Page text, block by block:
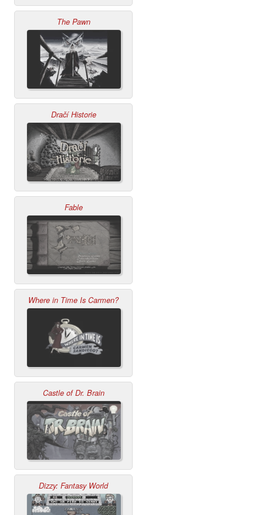
The Pawn
Dračí Historie
Fable
Where in Time Is Carmen?
Castle of Dr. Brain
Dizzy: Fantasy World